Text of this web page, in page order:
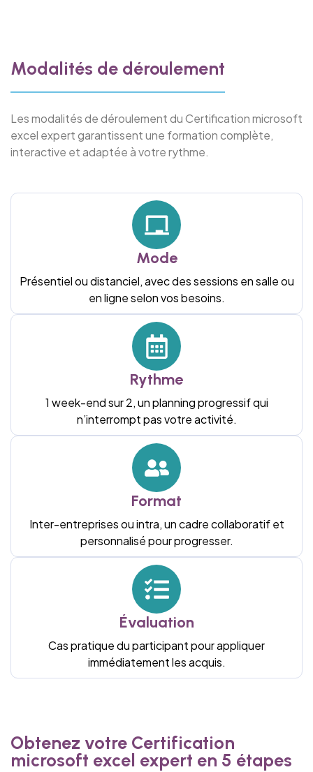
Modalités de déroulement
Les modalités de déroulement du Certification microsoft
excel expert garantissent une formation complète,
interactive et adaptée à votre rythme.
Mode
Présentiel ou distanciel, avec des sessions en salle ou
en ligne selon vos besoins.
Rythme
1 week-end sur 2, un planning progressif qui
n’interrompt pas votre activité.
Format
Inter-entreprises ou intra, un cadre collaboratif et
personnalisé pour progresser.
Évaluation
Cas pratique du participant pour appliquer
immédiatement les acquis.
Obtenez votre Certification
microsoft excel expert en 5 étapes